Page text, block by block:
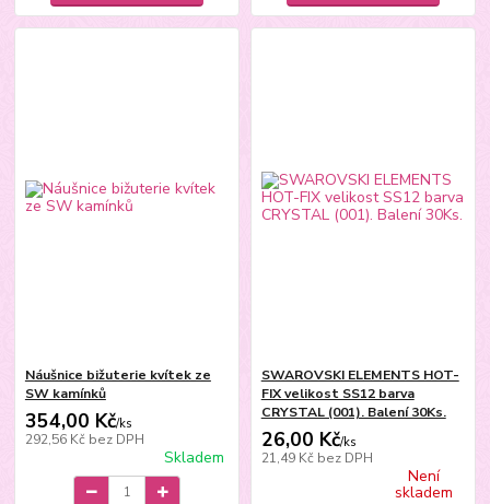
Náušnice bižuterie kvítek ze
SW kamínků
354,00 Kč/ks
292,56 Kč bez DPH
Skladem
SWAROVSKI ELEMENTS HOT-
FIX velikost SS12 barva
CRYSTAL (001). Balení 30Ks.
26,00 Kč/ks
21,49 Kč bez DPH
Není
skladem